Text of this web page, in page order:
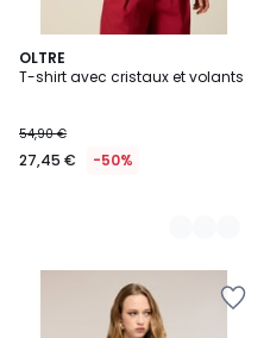
OLTRE
T-shirt avec cristaux et volants
54,90 €
27,45 € -50%
2
Couleurs